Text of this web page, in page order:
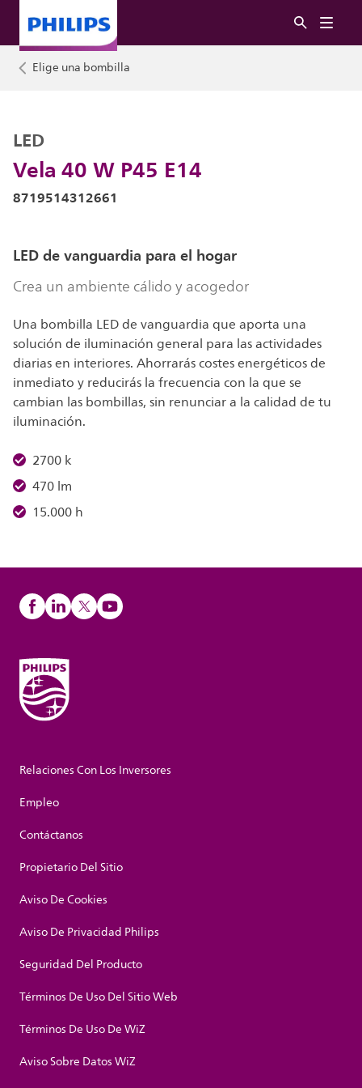
Elige una bombilla
Vela 40 W P45 E14
LED
8719514312661
LED de vanguardia para el hogar
Crea un ambiente cálido y acogedor
Una bombilla LED de vanguardia que aporta una
solución de iluminación general para las actividades
diarias en interiores. Ahorrarás costes energéticos de
inmediato y reducirás la frecuencia con la que se
cambian las bombillas, sin renunciar a la calidad de tu
iluminación.
2700 k
470 lm
15.000 h
Relaciones Con Los Inversores
Empleo
Contáctanos
Propietario Del Sitio
Aviso De Cookies
Aviso De Privacidad Philips
Seguridad Del Producto
Términos De Uso Del Sitio Web
Términos De Uso De WiZ
Aviso Sobre Datos WiZ